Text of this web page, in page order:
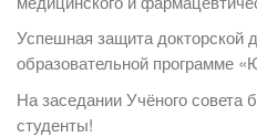
Успешная защита докторской
образовательной программе
На заседании Учёного
студенты!